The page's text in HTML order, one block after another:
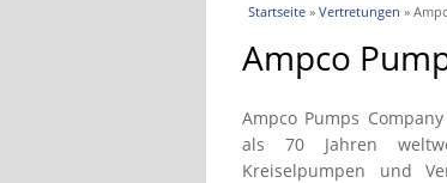
Sie sind hier
Startseite » Vertretungen »
Ampco
Ampco Pumps
als 70 Jahren
Kreiselpumpen und